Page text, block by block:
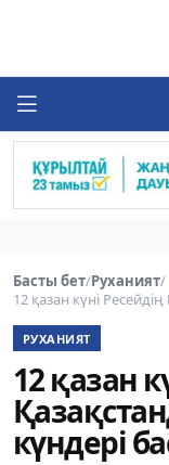
Басты бет/Руханият/
12 қазан күні
РУХАНИЯТ
12 қазан
күндері